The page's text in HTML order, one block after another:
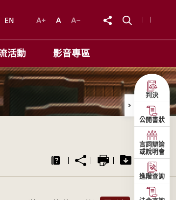
活動 影音專區
判決
公開書狀
言詞辯論
或說明會
進階查詢